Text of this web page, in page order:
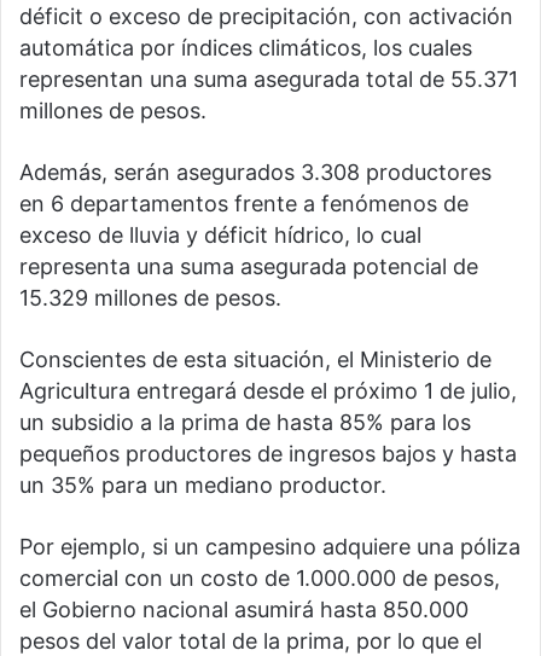
déficit o exceso de precipitación, con activación
automática por índices climáticos, los cuales
representan una suma asegurada total de 55.371
millones de pesos.
Además, serán asegurados 3.308 productores
en 6 departamentos frente a fenómenos de
exceso de lluvia y déficit hídrico, lo cual
representa una suma asegurada potencial de
15.329 millones de pesos.
Conscientes de esta situación, el Ministerio de
Agricultura entregará desde el próximo 1 de julio,
un subsidio a la prima de hasta 85% para los
pequeños productores de ingresos bajos y hasta
un 35% para un mediano productor.
Por ejemplo, si un campesino adquiere una póliza
comercial con un costo de 1.000.000 de pesos,
el Gobierno nacional asumirá hasta 850.000
pesos del valor total de la prima, por lo que el